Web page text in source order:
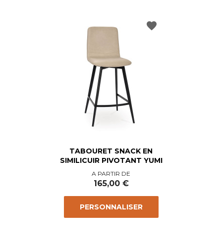
TABOURET SNACK EN
SIMILICUIR PIVOTANT YUMI
Prix
A PARTIR DE
165,00 €
PERSONNALISER
favorite